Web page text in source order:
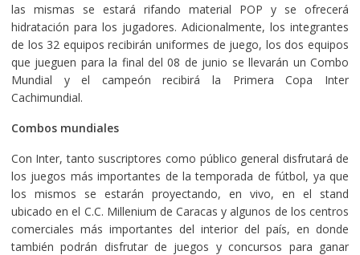
las mismas se estará rifando material POP y se ofrecerá
hidratación para los jugadores. Adicionalmente, los integrantes
de los 32 equipos recibirán uniformes de juego, los dos equipos
que jueguen para la final del 08 de junio se llevarán un Combo
Mundial y el campeón recibirá la Primera Copa Inter
Cachimundial.
Combos mundiales
Con Inter, tanto suscriptores como público general disfrutará de
los juegos más importantes de la temporada de fútbol, ya que
los mismos se estarán proyectando, en vivo, en el stand
ubicado en el C.C. Millenium de Caracas y algunos de los centros
comerciales más importantes del interior del país, en donde
también podrán disfrutar de juegos y concursos para ganar